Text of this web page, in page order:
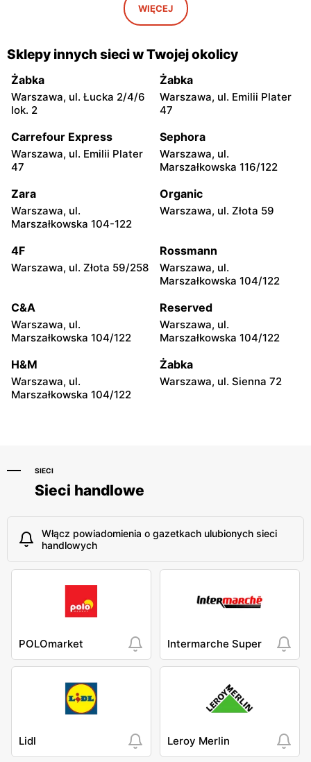
Warszawa, ul. Wrocławska
Warszawa, ul. Świetlików 8
Pepco
Warszawa, ul. Wałbrzyska
11
Pepco
Warszawa, ul. Wierna 23
Pepco Pepco
4
Pepco
24a
Pepco
26
Pepco Pepco
Pepco Pepco
Warszawa, ul. Gen.
Składkowskiego 4
Pepco Pepco
Edukacji Narodowej 85
Pepco Pepco
WIĘCEJ
Sklepy innych sieci w Twojej okolicy
Żabka
Warszawa, ul. Łucka 2/4/6
lok. 2
Żabka
Warszawa, ul. Emilii Plater
47
Carrefour Express
Warszawa, ul. Emilii Plater
47
Sephora
Warszawa, ul.
Marszałkowska 116/122
Zara
Warszawa, ul.
Marszałkowska 104-122
Organic
Warszawa, ul. Złota 59
4F
Warszawa, ul. Złota 59/258
Rossmann
Warszawa, ul.
Marszałkowska 104/122
C&A
Warszawa, ul.
Marszałkowska 104/122
Reserved
Warszawa, ul.
Marszałkowska 104/122
H&M
Warszawa, ul.
Marszałkowska 104/122
Żabka
Warszawa, ul. Sienna 72
SIECI
Sieci handlowe
Włącz powiadomienia o gazetkach ulubionych sieci
handlowych
POLOmarket Intermarche Super
Lidl Leroy Merlin